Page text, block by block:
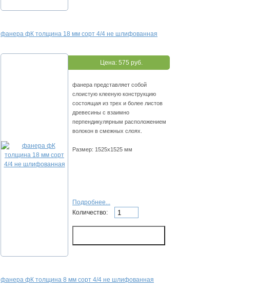
фанера фК толщина 18 мм сорт 4/4 не шлифованная
Цена: 575 руб.
фанера представляет собой
слоистую клееную конструкцию
состоящая из трех и более листов
древесины с взаимно
перпендикулярным расположением
волокон в смежных слоях.
Размер: 1525х1525 мм
Подробнее...
Количество:
фанера фК толщина 8 мм сорт 4/4 не шлифованная